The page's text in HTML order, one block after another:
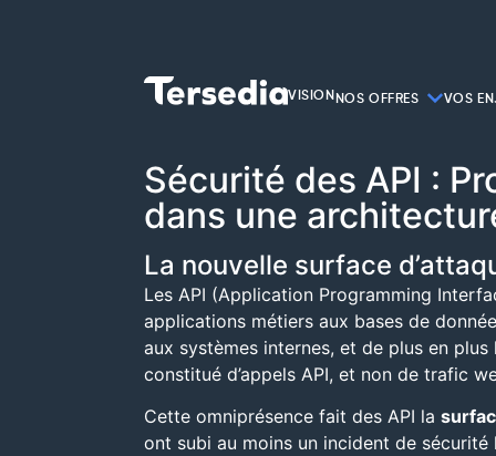
VISION NOS OFFRES VOS
Sécurité des API :
dans une
La nouvelle surface
Les API (Application Programming
applications métiers aux bases de
aux systèmes internes, et de plus en
constitué d’appels API, et non de trafic
Cette omniprésence fait des API la
ont subi au moins un incident de